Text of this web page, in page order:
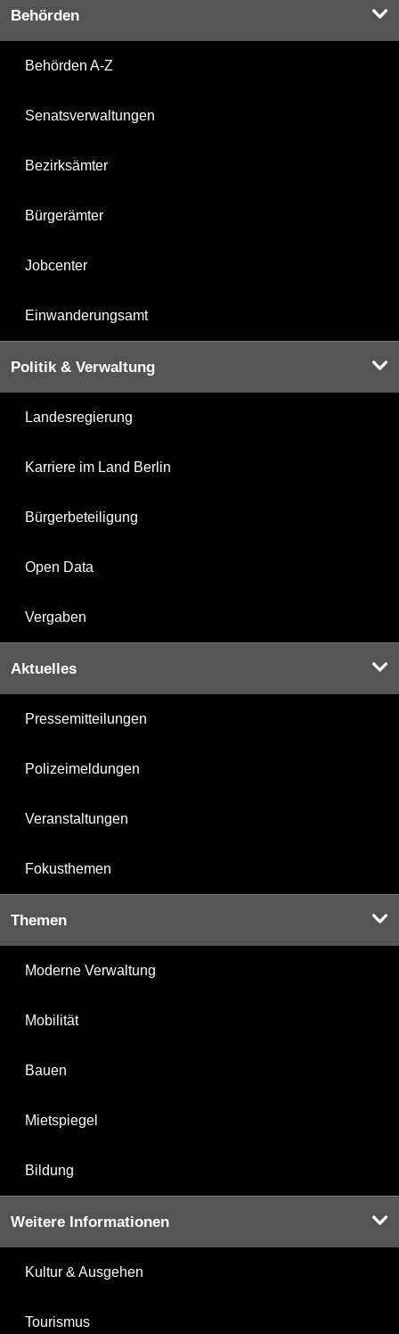
Behörden
Behörden A-Z
Senatsverwaltungen
Bezirksämter
Bürgerämter
Jobcenter
Einwanderungsamt
Politik & Verwaltung
Landesregierung
Karriere im Land Berlin
Bürgerbeteiligung
Open Data
Vergaben
Aktuelles
Pressemitteilungen
Polizeimeldungen
Veranstaltungen
Fokusthemen
Themen
Moderne Verwaltung
Mobilität
Bauen
Mietspiegel
Bildung
Weitere Informationen
Kultur & Ausgehen
Tourismus